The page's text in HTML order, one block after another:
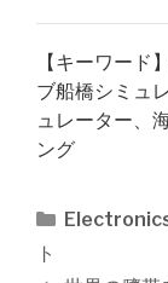
【キーワード
ブ船橋シミュ
ュレーター、
ング
カ
ゴ
ト